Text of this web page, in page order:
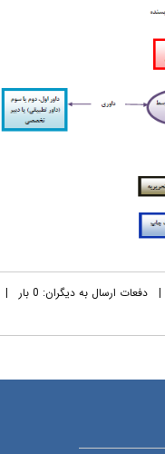
ارسال به دیگران: 0 بار |